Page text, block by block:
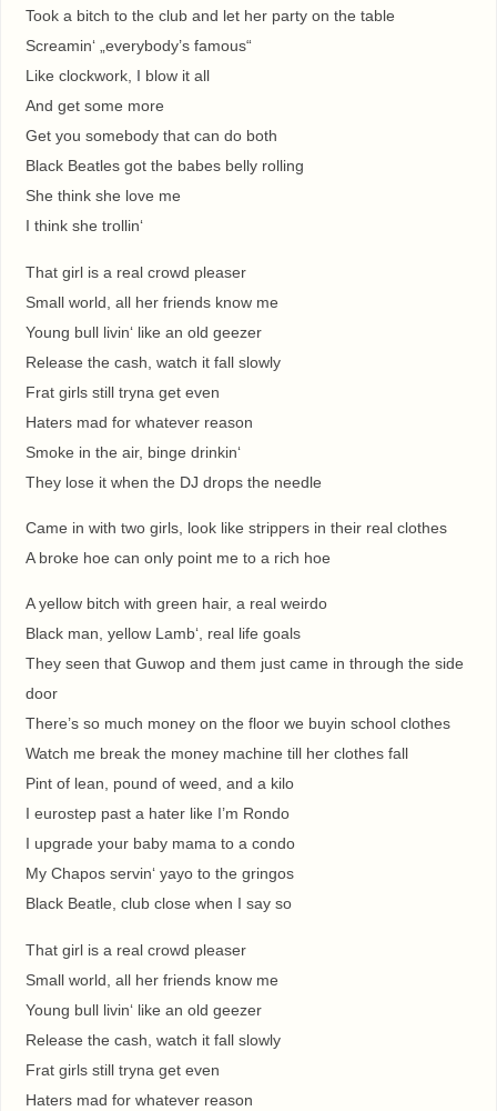
Took a bitch to the club and let her party on the table
Screamin‘ „everybody’s famous“
Like clockwork, I blow it all
And get some more
Get you somebody that can do both
Black Beatles got the babes belly rolling
She think she love me
I think she trollin‘
That girl is a real crowd pleaser
Small world, all her friends know me
Young bull livin‘ like an old geezer
Release the cash, watch it fall slowly
Frat girls still tryna get even
Haters mad for whatever reason
Smoke in the air, binge drinkin‘
They lose it when the DJ drops the needle
Came in with two girls, look like strippers in their real clothes
A broke hoe can only point me to a rich hoe
A yellow bitch with green hair, a real weirdo
Black man, yellow Lamb‘, real life goals
They seen that Guwop and them just came in through the side
door
There’s so much money on the floor we buyin school clothes
Watch me break the money machine till her clothes fall
Pint of lean, pound of weed, and a kilo
I eurostep past a hater like I’m Rondo
I upgrade your baby mama to a condo
My Chapos servin‘ yayo to the gringos
Black Beatle, club close when I say so
That girl is a real crowd pleaser
Small world, all her friends know me
Young bull livin‘ like an old geezer
Release the cash, watch it fall slowly
Frat girls still tryna get even
Haters mad for whatever reason